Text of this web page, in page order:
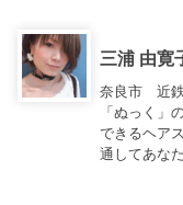
三浦 由寛
奈良市 近
「ぬっく」
できるヘア
通してあな